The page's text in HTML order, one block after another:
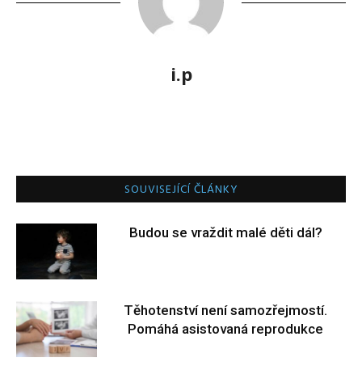
i.p
SOUVISEJÍCÍ ČLÁNKY
Budou se vraždit malé děti dál?
Těhotenství není samozřejmostí.
Pomáhá asistovaná reprodukce